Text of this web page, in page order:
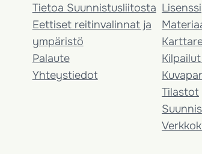
Tietoa Suunnistusliitosta
Eettiset reitinvalinnat ja
ympäristö
Palaute
Yhteystiedot
Lisenssi
Tilastot